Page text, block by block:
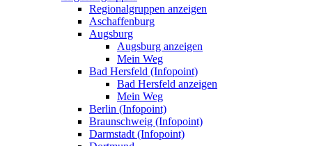
Regionalgruppen anzeigen
Aschaffenburg
Augsburg
Augsburg anzeigen
Mein Weg
Bad Hersfeld (Infopoint)
Bad Hersfeld anzeigen
Mein Weg
Berlin (Infopoint)
Braunschweig (Infopoint)
Darmstadt (Infopoint)